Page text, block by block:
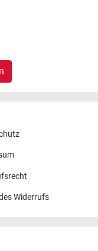
Widerrufs